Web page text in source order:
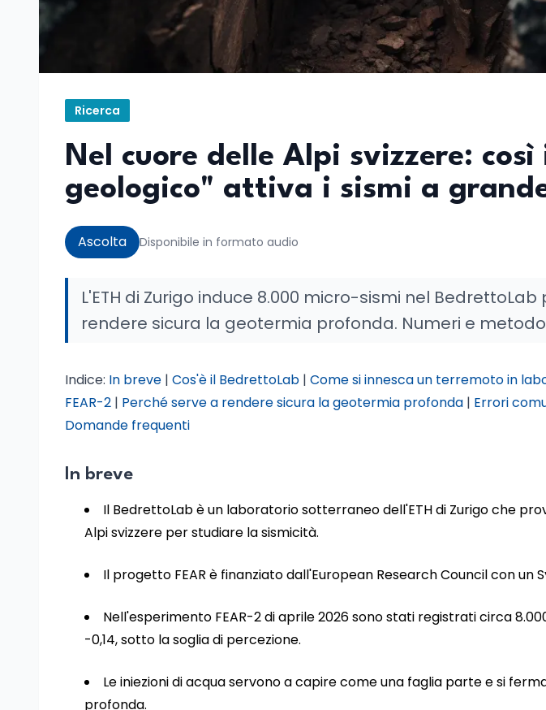
Ricerca
Nel cuore delle Alpi svizzere:
geologico" attiva i sismi a
Ascolta Disponibile in formato audio
L'ETH di Zurigo induce 8.000 micro-sismi nel
rendere sicura la geotermia profonda. Numeri e
Indice: In breve | Cos'è il BedrettoLab | Come si innesca un terremoto in
FEAR-2 | Perché serve a rendere sicura la geotermia profonda | Errori
Domande frequenti
In breve
Il BedrettoLab è un laboratorio sotterraneo dell'ETH di Zurigo che
Alpi svizzere per studiare la sismicità.
Il progetto FEAR è finanziato dall'European Research Council con un
Nell'esperimento FEAR-2 di aprile 2026 sono stati registrati circa
-0,14, sotto la soglia di percezione.
Le iniezioni di acqua servono a capire come una faglia parte e si
profonda.